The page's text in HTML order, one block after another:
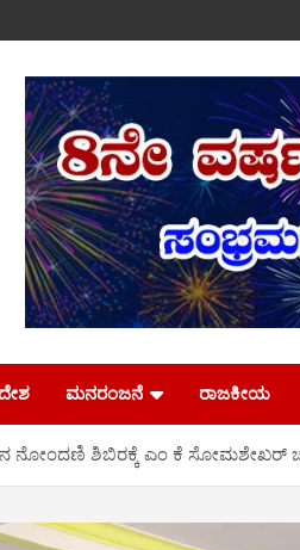
ಮನರಂಜನೆ ರಾಜಕೀಯ
ನೋಂದಣಿ ಶಿಬಿರಕ್ಕೆ ಎಂ ಕೆ ಸೋಮಶೇಖರ್